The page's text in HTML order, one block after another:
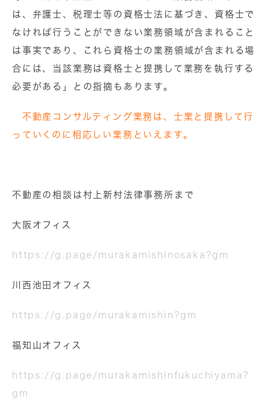
は、弁護士、税理士等の資格士法に基づき、資格士で
なければ行うことができない業務領域が含まれること
は事実であり、これら資格士の業務領域が含まれる場
合には、当該業務は資格士と提携して業務を執行する
必要がある」との指摘もあります。
不動産コンサルティング業務は、士業と提携して行
っていくのに相応しい業務といえます。
不動産の相談は村上新村法律事務所まで
大阪オフィス
https://g.page/murakamishinosaka?gm
川西池田オフィス
https://g.page/murakamishin?gm
福知山オフィス
https://g.page/murakamishinfukuchiyama?
gm